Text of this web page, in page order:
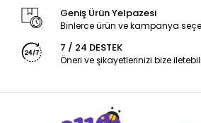
Geniş Ürün Yelpazesi
Binlerce ürün ve kampanya
7 / 24 DESTEK
Öneri ve şikayetlerinizi bize